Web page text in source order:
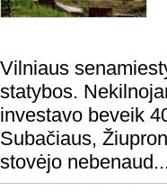
Vilniaus
statybos.
investavo beveik
Subačiaus,
stovėjo